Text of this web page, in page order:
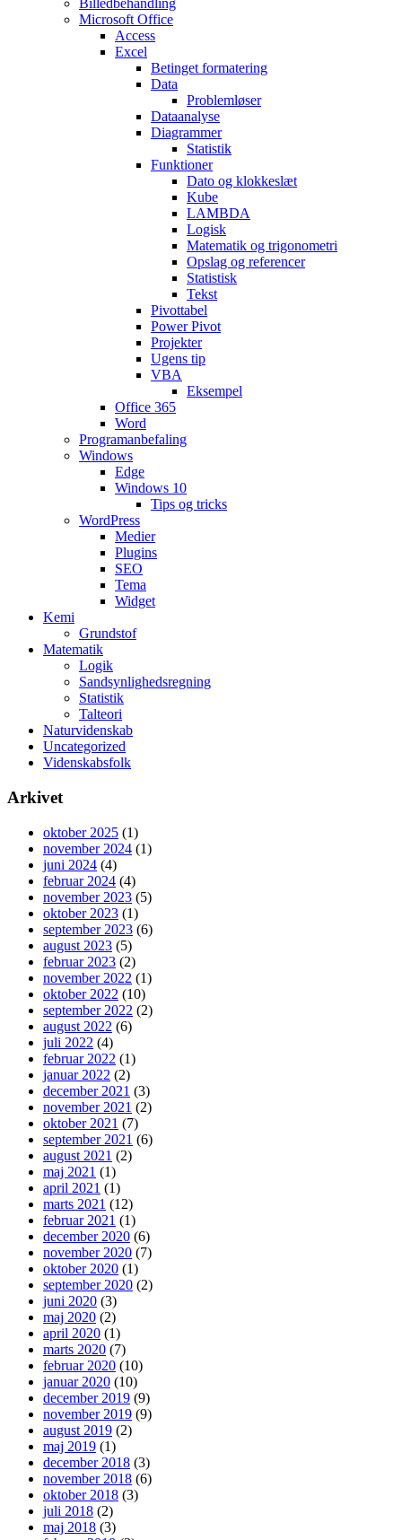
Billedbehandling
Microsoft Office
Access
Excel
Betinget formatering
Data
Problemløser
Dataanalyse
Diagrammer
Statistik
Funktioner
Dato og klokkeslæt
Kube
LAMBDA
Logisk
Matematik og trigonometri
Opslag og referencer
Statistisk
Tekst
Pivottabel
Power Pivot
Projekter
Ugens tip
VBA
Eksempel
Office 365
Word
Programanbefaling
Windows
Edge
Windows 10
Tips og tricks
WordPress
Medier
Plugins
SEO
Tema
Widget
Kemi
Grundstof
Matematik
Logik
Sandsynlighedsregning
Statistik
Talteori
Naturvidenskab
Uncategorized
Videnskabsfolk
Arkivet
oktober 2025 (1)
november 2024 (1)
juni 2024 (4)
februar 2024 (4)
november 2023 (5)
oktober 2023 (1)
september 2023 (6)
august 2023 (5)
februar 2023 (2)
november 2022 (1)
oktober 2022 (10)
september 2022 (2)
august 2022 (6)
juli 2022 (4)
februar 2022 (1)
januar 2022 (2)
december 2021 (3)
november 2021 (2)
oktober 2021 (7)
september 2021 (6)
august 2021 (2)
maj 2021 (1)
april 2021 (1)
marts 2021 (12)
februar 2021 (1)
december 2020 (6)
november 2020 (7)
oktober 2020 (1)
september 2020 (2)
juni 2020 (3)
maj 2020 (2)
april 2020 (1)
marts 2020 (7)
februar 2020 (10)
januar 2020 (10)
december 2019 (9)
november 2019 (9)
august 2019 (2)
maj 2019 (1)
december 2018 (3)
november 2018 (6)
oktober 2018 (3)
juli 2018 (2)
maj 2018 (3)